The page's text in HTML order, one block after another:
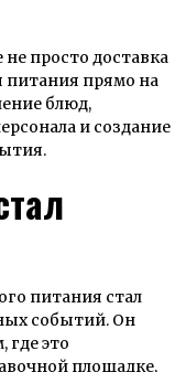
просто доставка
питания прямо на
блюд,
и создание
питания стал
событий. Он
где это
площадке,